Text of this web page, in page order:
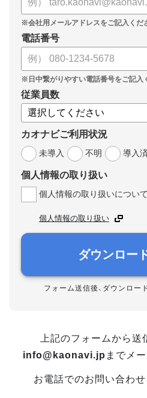
電話番号
従業員数
カオナビご利用状況
未導入
不明 導入
個人情報の取り扱い
個人情報の取り扱いについ
個人情報の取り扱い
ダウンロー
フォーム送信後、ダウンロー
上記のフォームから送
info@kaonavi.jp までメ
お電話でのお問い合わせ